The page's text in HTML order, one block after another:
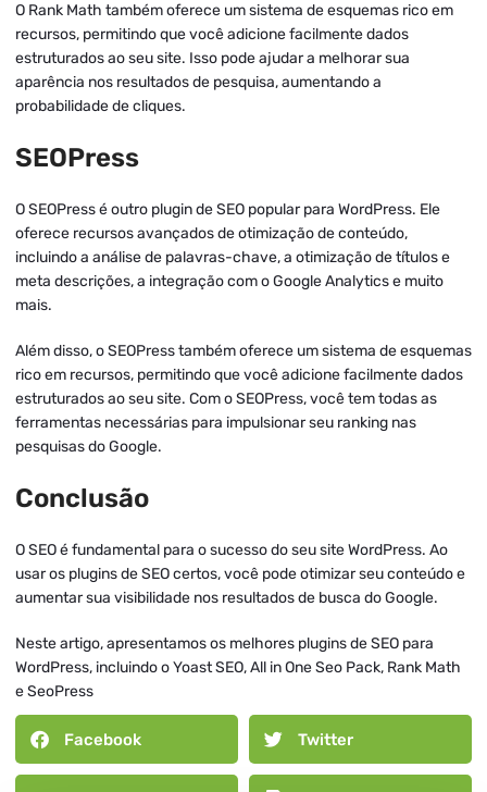
O Rank Math também oferece um sistema de esquemas rico em
recursos, permitindo que você adicione facilmente dados
estruturados ao seu site. Isso pode ajudar a melhorar sua
aparência nos resultados de pesquisa, aumentando a
probabilidade de cliques.
SEOPress
O SEOPress é outro plugin de SEO popular para WordPress. Ele
oferece recursos avançados de otimização de conteúdo,
incluindo a análise de palavras-chave, a otimização de títulos e
meta descrições, a integração com o Google Analytics e muito
mais.
Além disso, o SEOPress também oferece um sistema de esquemas
rico em recursos, permitindo que você adicione facilmente dados
estruturados ao seu site. Com o SEOPress, você tem todas as
ferramentas necessárias para impulsionar seu ranking nas
pesquisas do Google.
Conclusão
O SEO é fundamental para o sucesso do seu site WordPress. Ao
usar os plugins de SEO certos, você pode otimizar seu conteúdo e
aumentar sua visibilidade nos resultados de busca do Google.
Neste artigo, apresentamos os melhores plugins de SEO para
WordPress, incluindo o Yoast SEO, All in One Seo Pack, Rank Math
e SeoPress
Facebook Twitter